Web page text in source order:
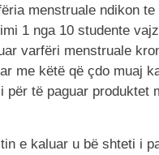
menstruale ndikon te
1 nga 10 studente
varfëri menstruale
me këtë që çdo muaj
për të paguar produktet
e kaluar u bë shteti i